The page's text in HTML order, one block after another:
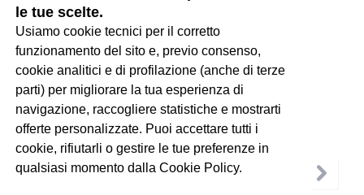
le tue scelte.
Usiamo cookie tecnici per il corretto
funzionamento del sito e, previo consenso,
cookie analitici e di profilazione (anche di terze
parti) per migliorare la tua esperienza di
navigazione, raccogliere statistiche e mostrarti
offerte personalizzate. Puoi accettare tutti i
cookie, rifiutarli o gestire le tue preferenze in
qualsiasi momento dalla Cookie Policy.